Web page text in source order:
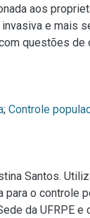
aos
e mais
questões
; Controle
Santos.
para o controle
da UFRPE e